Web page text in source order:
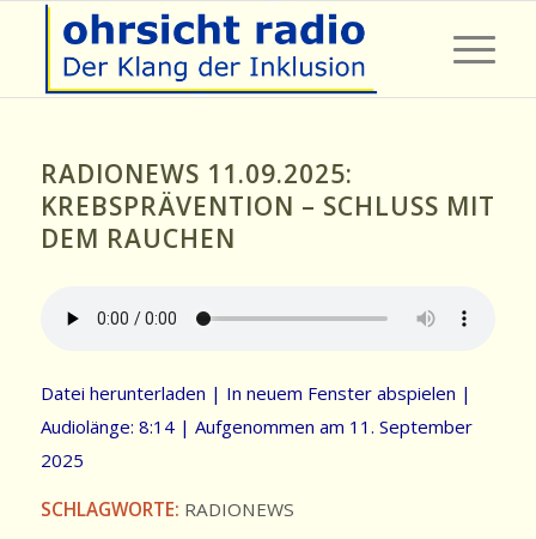
RADIONEWS 11.09.2025:
KREBSPRÄVENTION – SCHLUSS MIT
DEM RAUCHEN
Datei herunterladen | In neuem Fenster abspielen |
Audiolänge: 8:14| Aufgenommen am 11. September
2025
SCHLAGWORTE: RADIONEWS